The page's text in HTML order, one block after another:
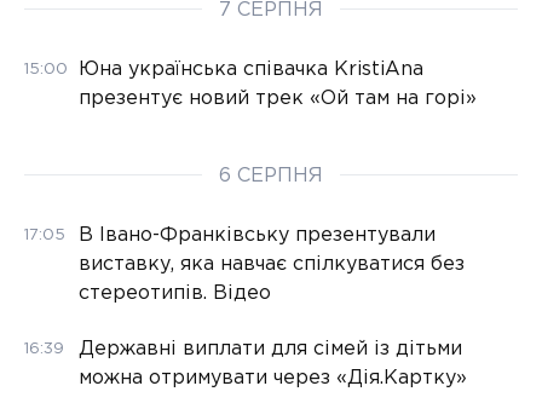
7 СЕРПНЯ
15:00
Юна українська співачка KristiAna
презентує новий трек «Ой там на горі»
6 СЕРПНЯ
17:05
В Івано-Франківську презентували
виставку, яка навчає спілкуватися без
стереотипів. Відео
16:39
Державні виплати для сімей із дітьми
можна отримувати через «Дія.Картку»